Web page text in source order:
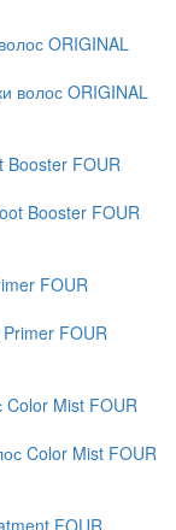
ORIGINAL
Booster FOUR
FOUR
Mist FOUR
FOUR